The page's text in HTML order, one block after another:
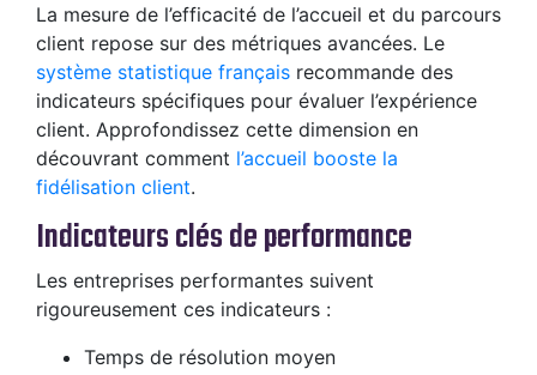
La mesure de l’efficacité de l’accueil et du parcours
client repose sur des métriques avancées. Le
système statistique français recommande des
indicateurs spécifiques pour évaluer l’expérience
client. Approfondissez cette dimension en
découvrant comment l’accueil booste la
fidélisation client.
Indicateurs clés de performance
Les entreprises performantes suivent
rigoureusement ces indicateurs :
Temps de résolution moyen